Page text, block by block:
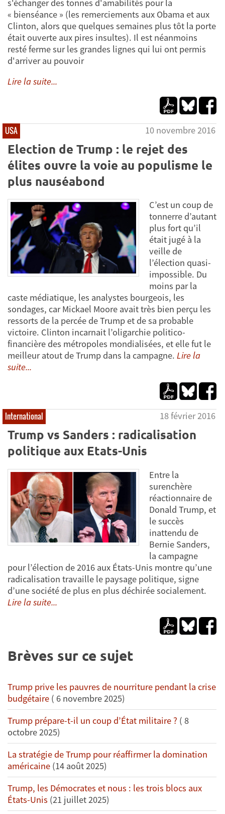
s'échanger des tonnes d'amabilités pour la
« bienséance » (les remerciements aux Obama et aux
Clinton, alors que quelques semaines plus tôt la porte
était ouverte aux pires insultes). Il est néanmoins
resté ferme sur les grandes lignes qui lui ont permis
d'arriver au pouvoir
Lire la suite...
USA 10 novembre 2016
Election de Trump : le rejet des
élites ouvre la voie au populisme le
plus nauséabond
C’est un coup de
tonnerre d’autant
plus fort qu’il
était jugé à la
veille de
l’élection quasi-
impossible. Du
moins par la
caste médiatique, les analystes bourgeois, les
sondages, car Mickael Moore avait très bien perçu les
ressorts de la percée de Trump et de sa probable
victoire. Clinton incarnait l’oligarchie politico-
financière des métropoles mondialisées, et elle fut le
meilleur atout de Trump dans la campagne. Lire la
suite...
International 18 février 2016
Trump vs Sanders : radicalisation
politique aux Etats-Unis
Entre la
surenchère
réactionnaire de
Donald Trump, et
le succès
inattendu de
Bernie Sanders,
la campagne
pour l’élection de 2016 aux États-Unis montre qu’une
radicalisation travaille le paysage politique, signe
d’une société de plus en plus déchirée socialement.
Lire la suite...
Brèves sur ce sujet
Trump prive les pauvres de nourriture pendant la crise
budgétaire ( 6 novembre 2025)
Trump prépare-t-il un coup d’État militaire ? ( 8
octobre 2025)
La stratégie de Trump pour réaffirmer la domination
américaine (14 août 2025)
Trump, les Démocrates et nous : les trois blocs aux
États-Unis (21 juillet 2025)